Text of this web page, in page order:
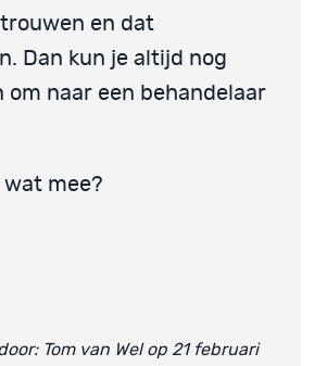
en dat
Dan kun je altijd nog
om naar een behandelaar
wat mee?
Tom van Wel op 21 februari